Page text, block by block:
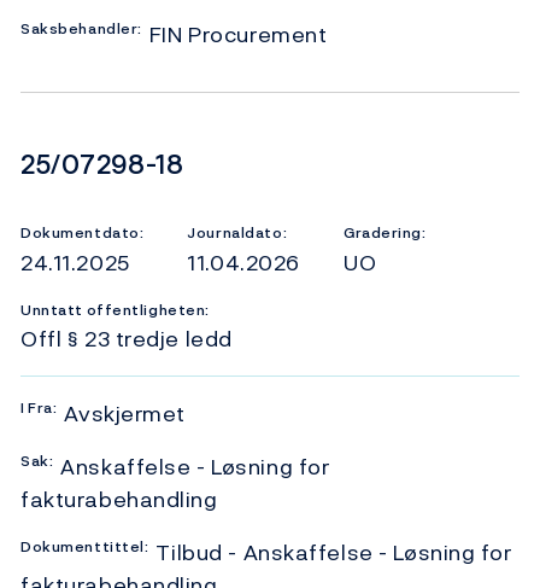
Saksbehandler: FIN Procurement
Dokumentnummer
25/07298-18
Dokumentdato:
24.11.2025
Journaldato:
11.04.2026
Gradering:
UO
Unntatt offentligheten:
Offl § 23 tredje ledd
I Fra: Avskjermet
Sak: Anskaffelse - Løsning for
fakturabehandling
Dokumenttittel: Tilbud - Anskaffelse - Løsning for